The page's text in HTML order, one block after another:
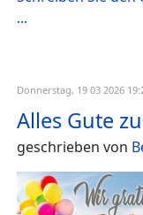
...
Donnerstag, 19 03 2026
Alles Gute
geschrieben von